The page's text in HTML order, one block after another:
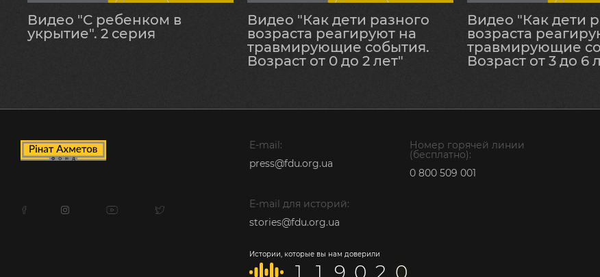
Видео "С ребенком в
укрытие". 2 серия
Видео "Как дети разного
возраста реагируют на
травмирующие события.
Возраст от 0 до 2 лет"
Видео "Как дети
возраста
травмирующие
Возраст от 3 до 6
E-mail:
press@fdu.org.ua
Номер горячей линии
(бесплатно):
0 800 509 001
E-mail для историй:
stories@fdu.org.ua
Истории, которые вы нам доверили
1 1 9 0 2 0